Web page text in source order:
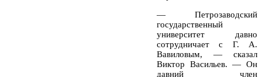
— Петрозаводский
государственный
университет давно
сотрудничает с Г. А.
Вавиловым, — сказал
Виктор Васильев. — Он
давний член